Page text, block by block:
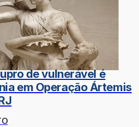
de vulnerável é
em Operação Ártemis